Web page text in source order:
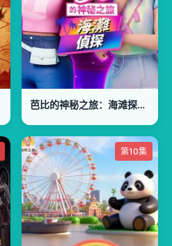
芭比的神秘之旅：海滩探案集国语版
第10集